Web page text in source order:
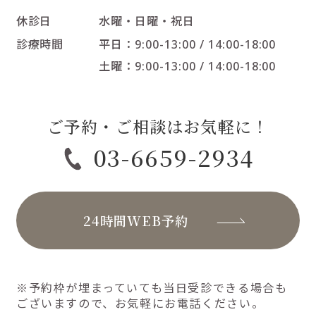
休診日
水曜・日曜・祝日
診療時間
平日：9:00-13:00 / 14:00-18:00
土曜：9:00-13:00 / 14:00-18:00
ご予約・ご相談はお気軽に！
03-6659-2934
24時間WEB予約
※予約枠が埋まっていても当日受診できる場合も
ございますので、お気軽にお電話ください。